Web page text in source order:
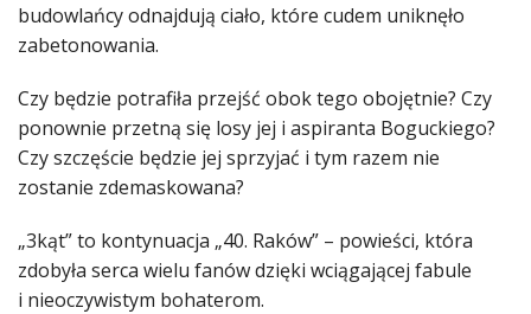
budowlańcy odnajdują ciało, które cudem uniknęło
zabetonowania.
Czy będzie potrafiła przejść obok tego obojętnie? Czy
ponownie przetną się losy jej i aspiranta Boguckiego?
Czy szczęście będzie jej sprzyjać i tym razem nie
zostanie zdemaskowana?
„3kąt” to kontynuacja „40. Raków” – powieści, która
zdobyła serca wielu fanów dzięki wciągającej fabule
i nieoczywistym bohaterom.